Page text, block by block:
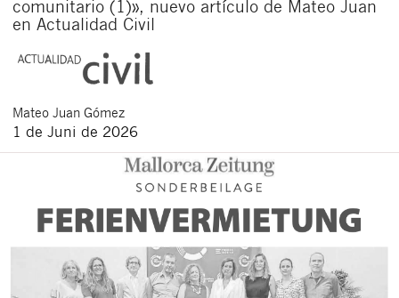
comunitario (1)», nuevo artículo de Mateo Juan
en Actualidad Civil
Mateo Juan Gómez
1 de Juni de 2026